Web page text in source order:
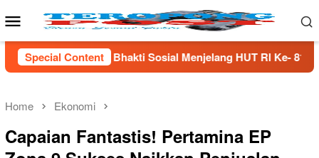
to
Mobile
Menu
Special Content
Menjelang HUT Rl Ke- 81 Di Lampung Selatan
Home Ekonomi
Capaian Fantastis! Pertamina EP